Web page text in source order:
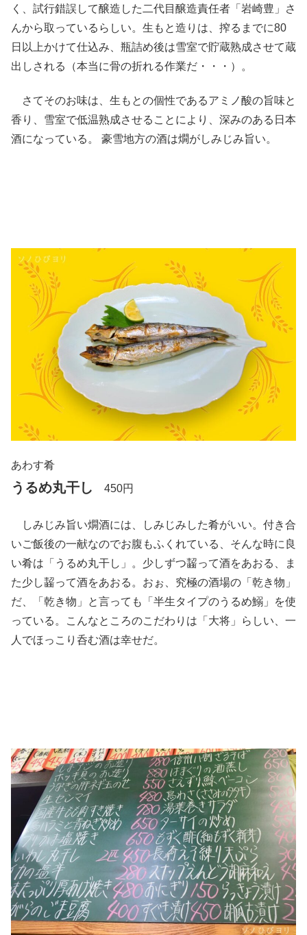
く、試行錯誤して醸造した二代目醸造責任者「岩崎豊」さ
んから取っているらしい。生もと造りは、搾るまでに80
日以上かけて仕込み、瓶詰め後は雪室で貯蔵熟成させて蔵
出しされる（本当に骨の折れる作業だ・・・）。
さてそのお味は、生もとの個性であるアミノ酸の旨味と
香り、雪室で低温熟成させることにより、深みのある日本
酒になっている。 豪雪地方の酒は燗がしみじみ旨い。
あわす肴
うるめ丸干し 450円
しみじみ旨い燗酒には、しみじみした肴がいい。付き合
いご飯後の一献なのでお腹もふくれている、そんな時に良
い肴は「うるめ丸干し」。少しずつ齧って酒をあおる、ま
た少し齧って酒をあおる。おぉ、究極の酒場の「乾き物」
だ、「乾き物」と言っても「半生タイプのうるめ鰯」を使
っている。こんなところのこだわりは「大将」らしい、一
人でほっこり呑む酒は幸せだ。